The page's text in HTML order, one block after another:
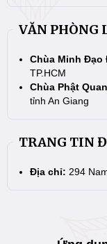
VĂN PHÒNG
Chùa Minh Đạo
TP.HCM
Chùa Phật
tỉnh An Giang
TRANG TIN
Địa chỉ: 294